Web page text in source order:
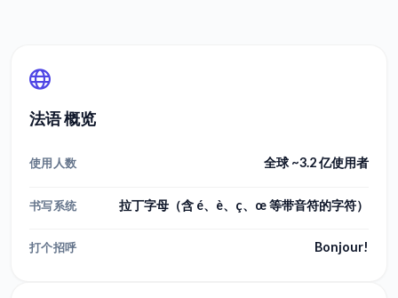
法语 概览
使用人数 全球 ~3.2 亿使用者
书写系统 拉丁字母（含 é、è、ç、œ 等带音符的字符）
打个招呼 Bonjour!